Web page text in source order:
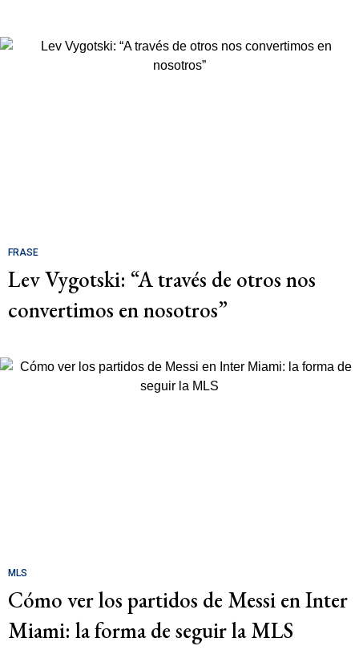
FRASE
Lev Vygotski: “A través de otros nos
convertimos en nosotros”
MLS
Cómo ver los partidos de Messi en Inter
Miami: la forma de seguir la MLS